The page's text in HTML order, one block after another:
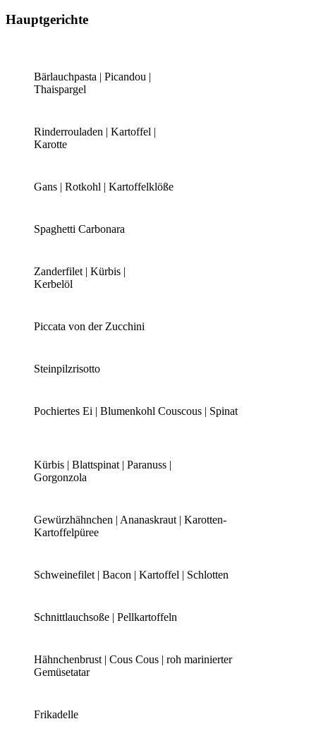
Hauptgerichte
Bärlauchpasta | Picandou |
Thaispargel
Rinderrouladen | Kartoffel |
Karotte
Gans | Rotkohl | Kartoffelklöße
Spaghetti Carbonara
Zanderfilet | Kürbis |
Kerbelöl
Piccata von der Zucchini
Steinpilzrisotto
Pochiertes Ei | Blumenkohl Couscous | Spinat
Kürbis | Blattspinat | Paranuss |
Gorgonzola
Gewürzhähnchen | Ananaskraut | Karotten-
Kartoffelpüree
Schweinefilet | Bacon | Kartoffel | Schlotten
Schnittlauchsoße | Pellkartoffeln
Hähnchenbrust | Cous Cous | roh marinierter
Gemüsetatar
Frikadelle